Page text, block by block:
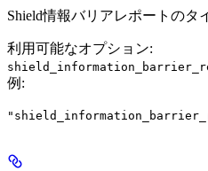
Shield情報バリアレポートのタ
利用可能なオプション:
例 :